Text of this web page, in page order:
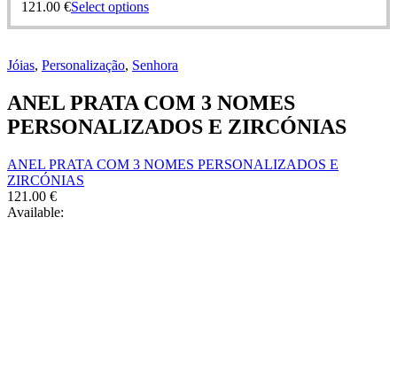
options
may
chosen
the
product
page
121.00 €Select optionsThis
variants.
options
may
be
on
Jóias, Personalização, Senhora
ANEL PRATA COM 3 NOMES
PERSONALIZADOS E ZIRCÓNIAS
ANEL PRATA COM 3 NOMES PERSONALIZADOS E
ZIRCÓNIAS
121.00 €
Available: